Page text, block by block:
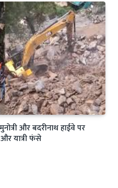
और बदरीनाथ हाईवे पर
यात्री फंसे